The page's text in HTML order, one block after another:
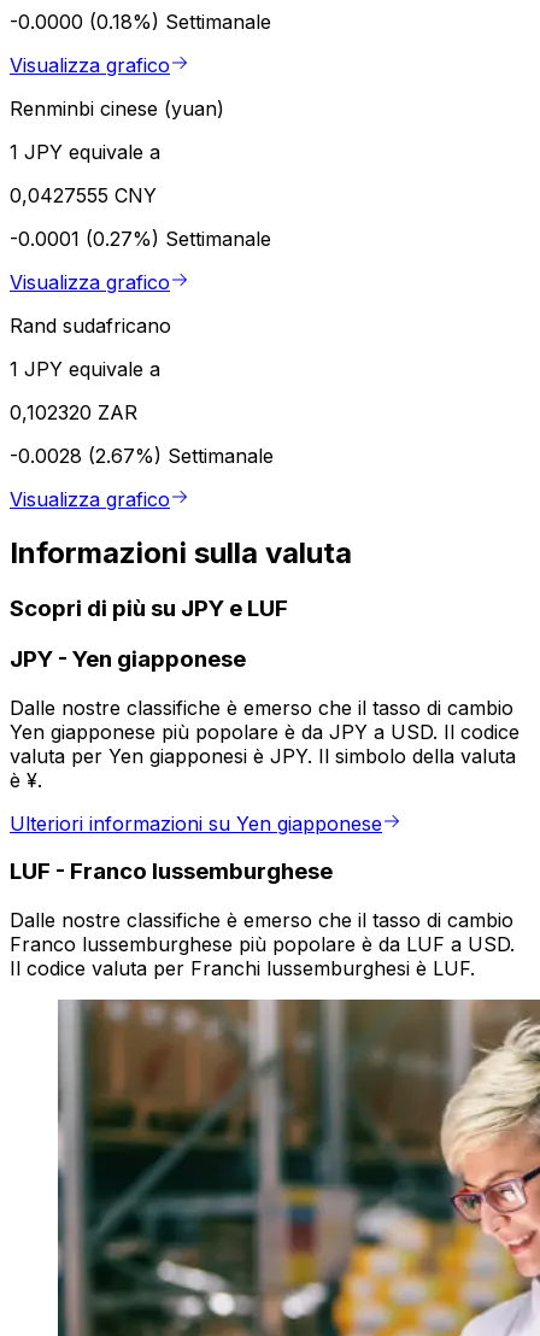
-0.0000 (0.18%) Settimanale
Visualizza grafico
Renminbi cinese (yuan)
1 JPY equivale a
0,0427555 CNY
-0.0001 (0.27%) Settimanale
Visualizza grafico
Rand sudafricano
1 JPY equivale a
0,102320 ZAR
-0.0028 (2.67%) Settimanale
Visualizza grafico
Informazioni sulla valuta
Scopri di più su JPY e LUF
JPY - Yen giapponese
Dalle nostre classifiche è emerso che il tasso di cambio
Yen giapponese più popolare è da JPY a USD. Il codice
valuta per Yen giapponesi è JPY. Il simbolo della valuta
è ¥.
Ulteriori informazioni su Yen giapponese
LUF - Franco lussemburghese
Dalle nostre classifiche è emerso che il tasso di cambio
Franco lussemburghese più popolare è da LUF a USD.
Il codice valuta per Franchi lussemburghesi è LUF.